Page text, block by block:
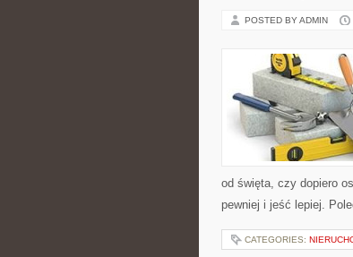
POSTED BY ADMIN
od święta, czy dopiero
pewniej i jeść lepiej.
CATEGORIES: